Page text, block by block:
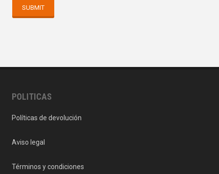
POLITICAS
Políticas de devolución
Aviso legal
Términos y condiciones